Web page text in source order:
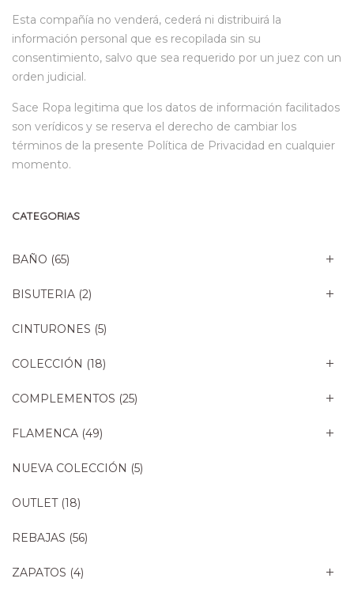
Esta compañía no venderá, cederá ni distribuirá la
información personal que es recopilada sin su
consentimiento, salvo que sea requerido por un juez con un
orden judicial.
Sace Ropa legitima que los datos de información facilitados
son verídicos y se reserva el derecho de cambiar los
términos de la presente Política de Privacidad en cualquier
momento.
CATEGORIAS
BAÑO (65)
BISUTERIA (2)
CINTURONES (5)
COLECCIÓN (18)
COMPLEMENTOS (25)
FLAMENCA (49)
NUEVA COLECCIÓN (5)
OUTLET (18)
REBAJAS (56)
ZAPATOS (4)